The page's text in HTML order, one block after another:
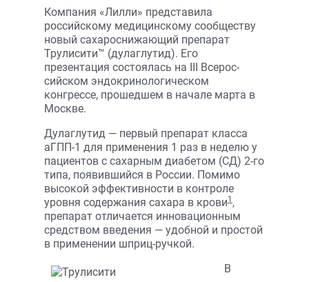
Компания «Лилли» представила
российскому медицинскому сообществу
новый сахароснижающий препарат
Трулисити™ (дулаглутид). Его
презентация состоялась на III Всерос­
сийском эндокринологическом
конгрессе, прошедшем в начале марта в
Москве.
Дулаглутид — первый препарат класса
аГПП-1 для применения 1 раз в неделю у
пациентов с сахарным диабетом (СД) 2-го
типа, появившийся в России. Помимо
высокой эффективности в контроле
уровня содержания сахара в крови1 ,
препарат отличается инновационным
средством введения — удобной и простой
в применении шприц-ручкой.
В